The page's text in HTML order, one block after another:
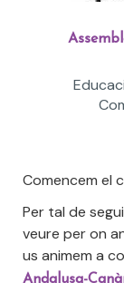
Comencem el
Per tal de
veure per on
us animem a
Andalusa-